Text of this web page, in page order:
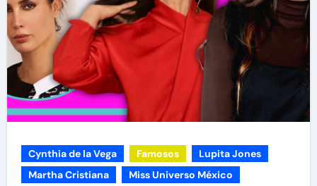
Cynthia de la Vega Famosos
Lupita Jones
Martha Cristiana
Miss Universo México